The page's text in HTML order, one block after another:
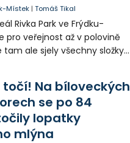
Místek |Tomáš Tikal
Rivka Park ve Frýdku-
pro veřejnost až v polovině
tam ale sjely všechny složky
na lezeckou stěnu a nemohl
točí! Na bíloveckých
se po 84
lopatky
mlýna